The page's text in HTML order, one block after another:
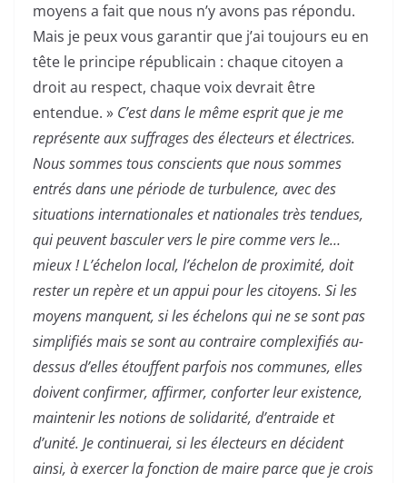
moyens a fait que nous n’y avons pas répondu.
Mais je peux vous garantir que j’ai toujours eu en
tête le principe républicain : chaque citoyen a
droit au respect, chaque voix devrait être
entendue. » C’est dans le même esprit que je me
représente aux suffrages des électeurs et électrices.
Nous sommes tous conscients que nous sommes
entrés dans une période de turbulence, avec des
situations internationales et nationales très tendues,
qui peuvent basculer vers le pire comme vers le…
mieux ! L’échelon local, l’échelon de proximité, doit
rester un repère et un appui pour les citoyens. Si les
moyens manquent, si les échelons qui ne se sont pas
simplifiés mais se sont au contraire complexifiés au-
dessus d’elles étouffent parfois nos communes, elles
doivent confirmer, affirmer, conforter leur existence,
maintenir les notions de solidarité, d’entraide et
d’unité. Je continuerai, si les électeurs en décident
ainsi, à exercer la fonction de maire parce que je crois